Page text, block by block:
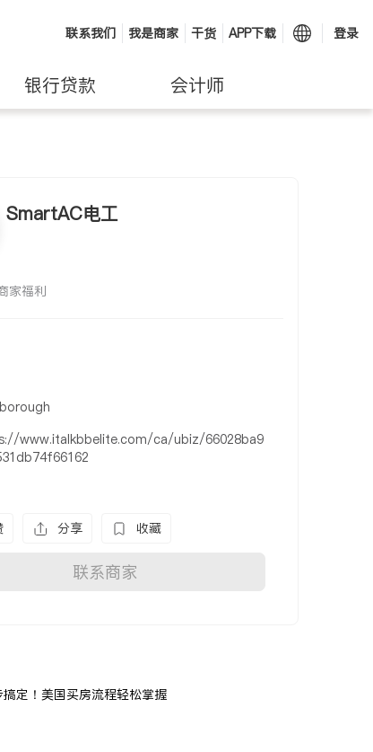
联系我们 我是商家 干货 APP下载 登录
银行贷款 会计师
SmartAC电工
家福利
www.italkbbelite.com/ca/ubiz/66028ba9
分享 收藏
联系商家
搞定！美国买房流程轻松掌握